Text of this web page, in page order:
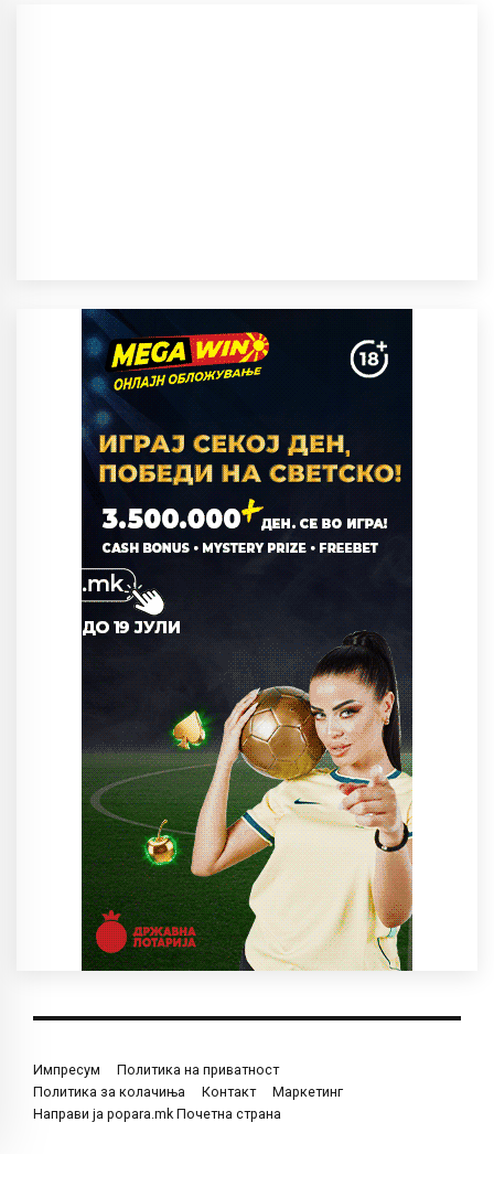
Импресум
Политика на приватност
Политика за колачиња
Контакт
Маркетинг
Направи ја popara.mk Почетна страна